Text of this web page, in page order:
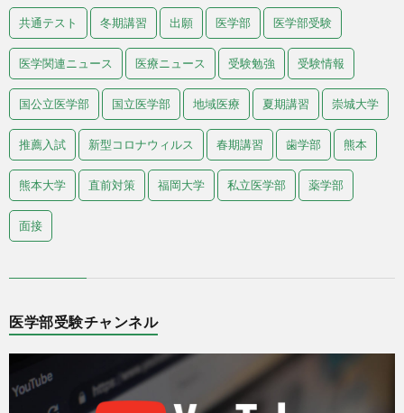
共通テスト 冬期講習 出願 医学部 医学部受験
医学関連ニュース 医療ニュース 受験勉強 受験情報
国公立医学部 国立医学部 地域医療 夏期講習 崇城大学
推薦入試 新型コロナウィルス 春期講習 歯学部 熊本
熊本大学 直前対策 福岡大学 私立医学部 薬学部
面接
医学部受験チャンネル